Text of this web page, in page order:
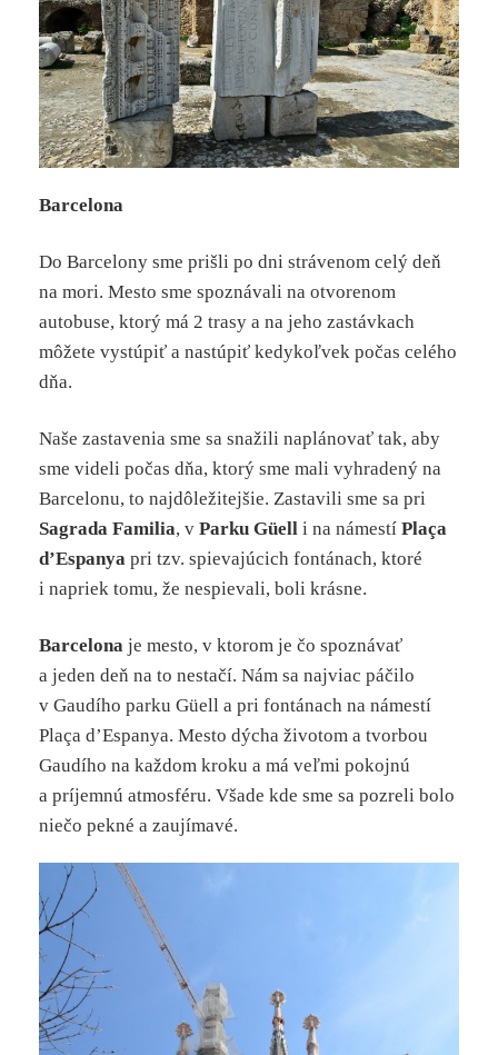
Barcelona
Do Barcelony sme prišli po dni strávenom celý deň
na mori. Mesto sme spoznávali na otvorenom
autobuse, ktorý má 2 trasy a na jeho zastávkach
môžete vystúpiť a nastúpiť kedykoľvek počas celého
dňa.
Naše zastavenia sme sa snažili naplánovať tak, aby
sme videli počas dňa, ktorý sme mali vyhradený na
Barcelonu, to najdôležitejšie. Zastavili sme sa pri
Sagrada Familia, vParku Güell i na námestíPlaça
d’Espanya pri tzv. spievajúcich fontánach, ktoré
i napriek tomu, že nespievali, boli krásne.
Barcelona je mesto, v ktorom je čo spoznávať
a jeden deň na to nestačí. Nám sa najviac páčilo
v Gaudího parku Güell a pri fontánach na námestí
Plaça d’Espanya. Mesto dýcha životom a tvorbou
Gaudího na každom kroku a má veľmi pokojnú
a príjemnú atmosféru. Všade kde sme sa pozreli bolo
niečo pekné a zaujímavé.